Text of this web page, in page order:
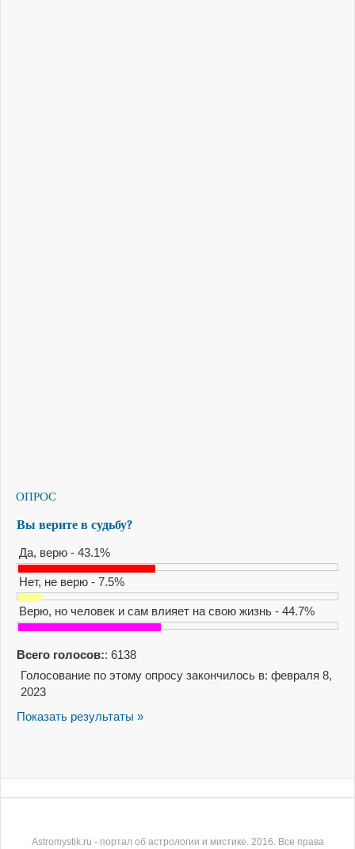
ОПРОС
Вы верите в судьбу?
Да, верю - 43.1%
Нет, не верю - 7.5%
Верю, но человек и сам влияет на свою жизнь - 44.7%
Всего голосов:: 6138
Голосование по этому опросу закончилось в: февраля 8,
2023
Показать результаты »
Astromystik.ru - портал об астрологии и мистике. 2016. Все права